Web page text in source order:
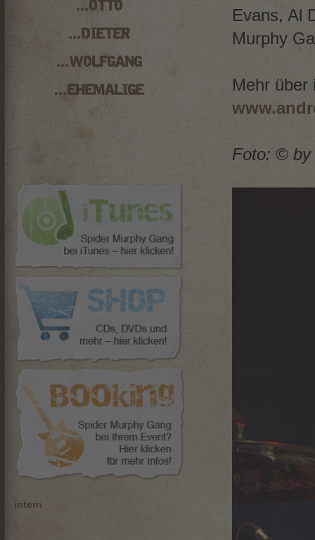
Evans, Al
Murphy
Mehr
Foto: © by
...OTTO
...DIETER
...WOLFGANG
...EHEMALIGE
intern